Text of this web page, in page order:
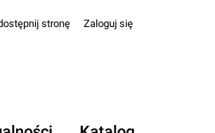
stronę Zaloguj się